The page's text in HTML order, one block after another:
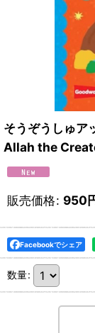
そうぞうしゅ
Allah the
販売価格: 950
Facebookでシェア
数量: